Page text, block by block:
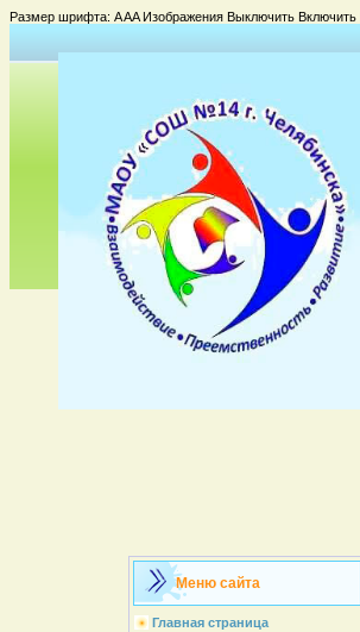
Размер шрифта: AAAИзображения Выключить Включить
Меню сайта
Главная страница